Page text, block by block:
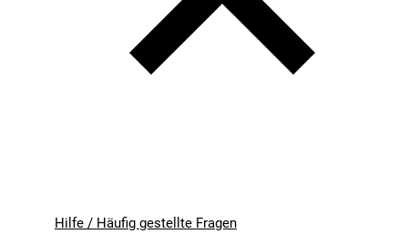
Hilfe / Häufig gestellte Fragen